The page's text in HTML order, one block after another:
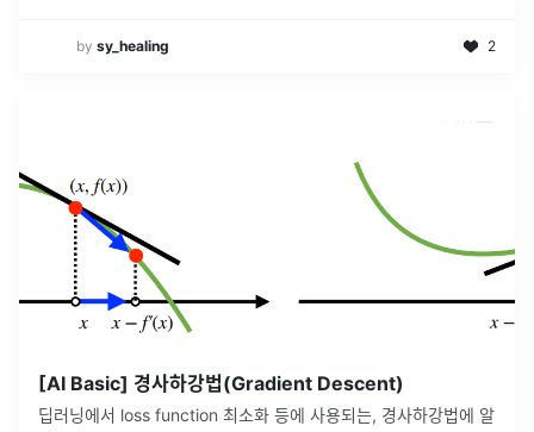
by sy_healing 2
[AI Basic] 경사하강법(Gradient Descent)
딥러닝에서 loss function 최소화 등에 사용되는, 경사하강법에 알